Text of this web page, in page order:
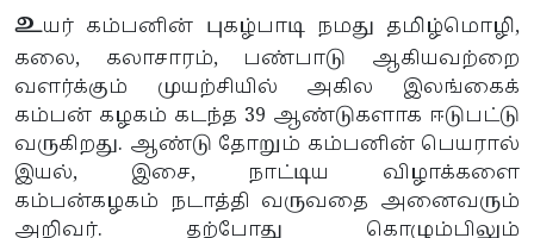
உயர் கம்பனின் புகழ்பாடி நமது தமிழ்மொழி,
கலை, கலாசாரம், பண்பாடு ஆகியவற்றை
வளர்க்கும் முயற்சியில் அகில இலங்கைக்
கம்பன் கழகம் கடந்த 39 ஆண்டுகளாக ஈடுபட்டு
வருகிறது. ஆண்டு தோறும் கம்பனின் பெயரால்
இயல், இசை, நாட்டிய விழாக்களை
கம்பன்கழகம் நடாத்தி வருவதை அனைவரும்
அறிவர். தற்போது கொழும்பிலும்